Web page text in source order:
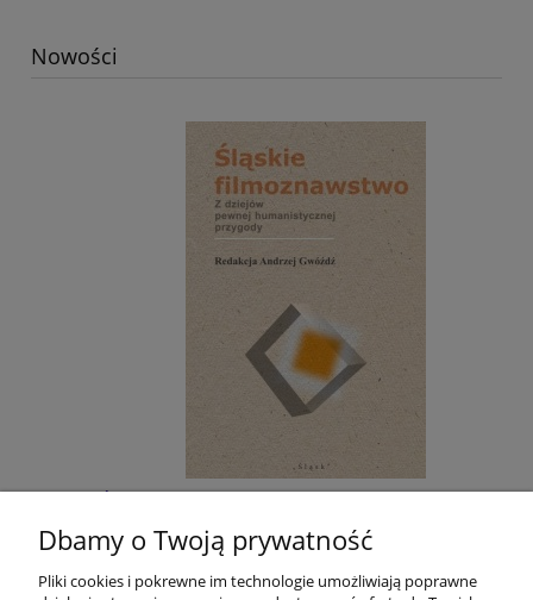
Nowości
Śląskie filmoznawstwo. Z dziejów pewnej
humanistycznej przygody
40,00 zł
Dbamy o Twoją prywatność
Pliki cookies i pokrewne im technologie umożliwiają poprawne